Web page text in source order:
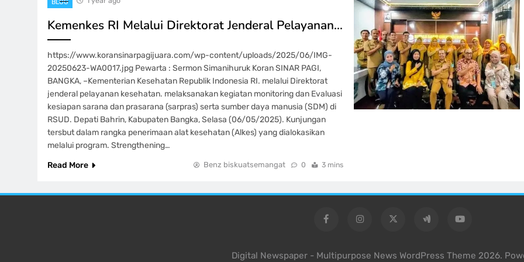
BLOG
Kemenkes RI Melalui Direktorat Jenderal Pelayanan…
https://www.koransinarpagijuara.com/wp-content/uploads/2025/06/IMG-
20250623-WA0017.jpg Pewarta : Sermon Simanihuruk Koran SINAR PAGI,
BANGKA, –Kementerian Kesehatan Republik Indonesia RI. melalui Direktorat
jenderal pelayanan kesehatan. melaksanakan kegiatan monitoring dan Evaluasi
kesiapan sarana dan prasarana (sarpras) serta sumber daya manusia (SDM) di
RSUD. Depati Bahrin, Kabupaten Bangka, Selasa (06/05/2025). Kunjungan
tersbut dalam rangka penerimaan alat kesehatan (Alkes) yang dialokasikan
melalui program. Strengthening…
Read More
Benz biskuatsemangat 0 3 mins
Digital Newspaper - Multipurpose News WordPress Theme 2026.